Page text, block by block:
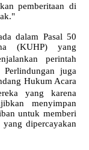
pemberitaan di
dalam Pasal 50
(KUHP) yang
perintah
juga
Hukum Acara
yang karena
menyimpan
untuk memberi
dipercayakan